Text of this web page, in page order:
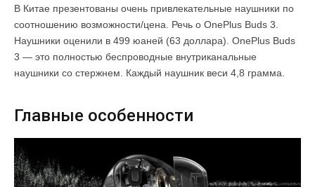
В Китае презентованы очень привлекательные наушники по
соотношению возможности/цена. Речь о OnePlus Buds 3.
Наушники оценили в 499 юаней (63 доллара). OnePlus Buds
3 — это полностью беспроводные внутриканальные
наушники со стержнем. Каждый наушник веси 4,8 грамма.
Главные особенности